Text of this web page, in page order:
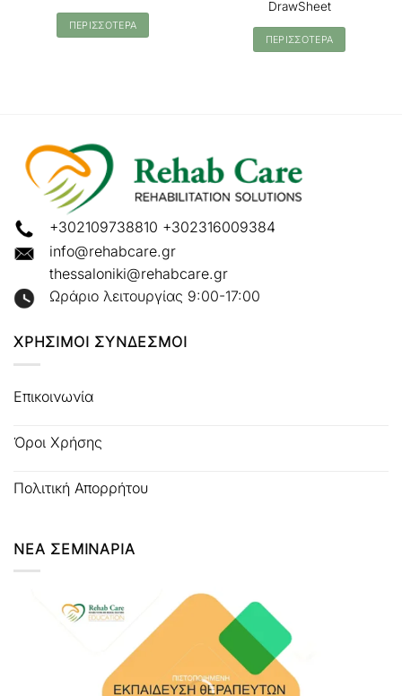
ΠΕΡΙΣΣΟΤΕΡΑ
DrawSheet
ΠΕΡΙΣΣΟΤΕΡΑ
+302109738810 +302316009384
info@rehabcare.gr
thessaloniki@rehabcare.gr
Ωράριο λειτουργίας 9:00-17:00
ΧΡΗΣΙΜΟΙ ΣΥΝΔΕΣΜΟΙ
Επικοινωνία
Όροι Χρήσης
Πολιτική Απορρήτου
ΝΕΑ ΣΕΜΙΝΑΡΙΑ